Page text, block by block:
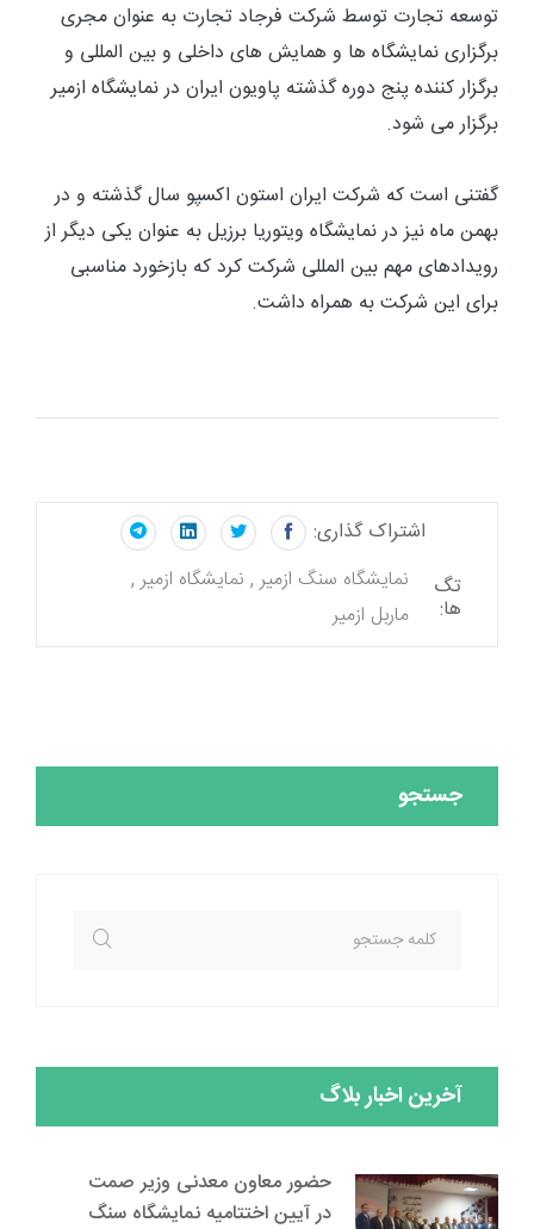
توسعه تجارت توسط شرکت فرجاد تجارت به عنوان مجری
برگزاری نمایشگاه ها و همایش های داخلی و بین المللی و
برگزار کننده پنج دوره گذشته پاویون ایران در نمایشگاه ازمیر
برگزار می شود.
گفتنی است که شرکت ایران استون اکسپو سال گذشته و در
بهمن ماه نیز در نمایشگاه ویتوریا برزیل به عنوان یکی دیگر از
رویدادهای مهم بین المللی شرکت کرد که بازخورد مناسبی
برای این شرکت به همراه داشت.
اشتراک گذاری:
تگ
ها:
نمایشگاه سنگ ازمیر نمایشگاه ازمیر
ماربل ازمیر
جستجو
آخرین اخبار بلاگ
حضور معاون معدنی وزیر صمت
در آیین اختتامیه نمایشگاه سنگ